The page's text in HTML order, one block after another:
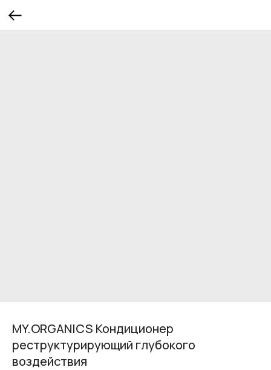
MY.ORGANICS Кондиционер
реструктурирующий глубокого
воздействия